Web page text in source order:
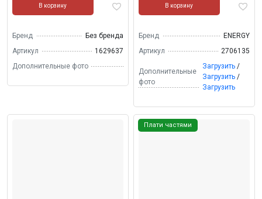
В корзину
Бренд
Без бренда
Артикул
1629637
Дополнительные фото
В корзину
Бренд
ENERGY
Артикул
2706135
Дополнительные
фото
Загрузить /
Загрузить /
Загрузить
Плати частями